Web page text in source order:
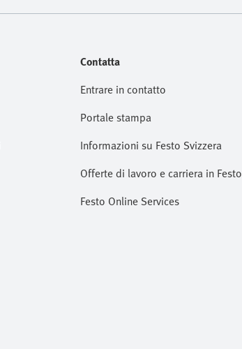
Contatta
Entrare in contatto
Portale stampa
Informazioni su Festo Svizzera
Offerte di lavoro e carriera in Festo
Festo Online Services